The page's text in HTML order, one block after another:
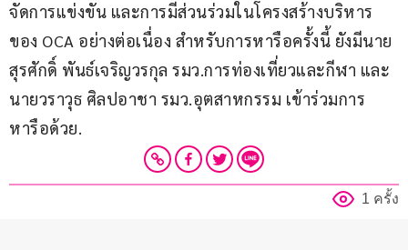
จัดการแข่งขัน และการมีส่วนร่วมในโครงสร้างบริหาร
ของ OCA อย่างต่อเนื่อง สำหรับการหารือครั้งนี้ ยังมีนาย
สุรศักดิ์ พันธ์เจริญวรกุล รมว.การท่องเที่ยวและกีฬา และ
นายวราวุธ ศิลปอาชา รมว.อุตสาหกรรม เข้าร่วมการ
หารือด้วย.
1 ครั้ง